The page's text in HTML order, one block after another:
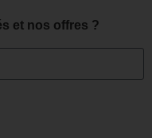
et nos offres ?